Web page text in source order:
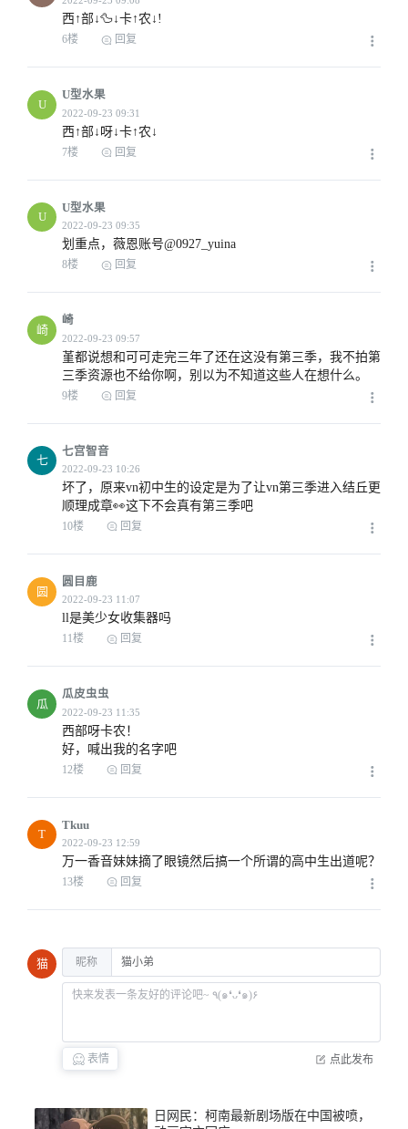
2022-09-23 06:07
2022-09-23 16:50
2022-09-23 18:02
2022-09-23 06:50
2022-09-23 06:50
2022-09-23 06:57
西↑部↓🦆↓卡↑农↓!
6楼 回复
U
U型水果
西↑部↓呀↓卡↑农↓
7楼 回复
U
U型水果
划重点，薇恩账号@0927_yuina
8楼 回复
崎
崎
堇都说想和可可走完三年了还在这没有第三季，我不拍第
三季资源也不给你啊，别以为不知道这些人在想什么。
9楼 回复
七
七宫智音
坏了，原来vn初中生的设定是为了让vn第三季进入结丘更
顺理成章👀这下不会真有第三季吧
10楼 回复
圆
圆目鹿
ll是美少女收集器吗
11楼 回复
瓜
瓜皮虫虫
西部呀卡农！
好，喊出我的名字吧
12楼 回复
T
Tkuu
万一香音妹妹摘了眼镜然后搞一个所谓的高中生出道呢？
13楼 回复
猫 昵称
表情 点此发布
日网民：柯南最新剧场版在中国被喷，